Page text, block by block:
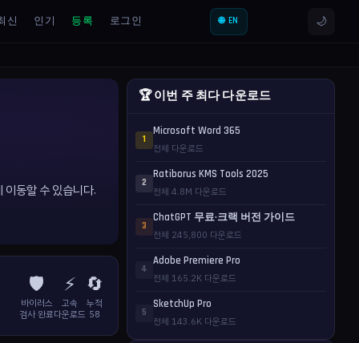
신 인기 등록 로그인 🌐 EN 🌙
동할 수 있습니다.
🛡️
바이러스
검사 완료
⚡
고속
다운로드
🔄
누적
58
🏆 이번 주 최다 다운로드
1
Microsoft Word 365
전체 다운로드
2
Ratiborus KMS Tools 2025
전체 4.8M 다운로드
3
ChatGPT 무료·크랙 버전 가이드
전체 245,800 다운로드
4
Adobe Premiere Pro
전체 165.2K 다운로드
5
SketchUp Pro
전체 143.6K 다운로드